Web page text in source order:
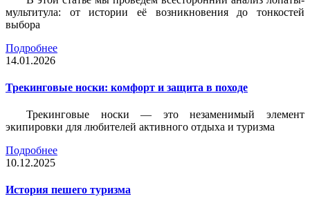
мультитула: от истории её возникновения до тонкостей
выбора
Подробнее
14.01.2026
Трекинговые носки: комфорт и защита в походе
Трекинговые носки — это незаменимый элемент
экипировки для любителей активного отдыха и туризма
Подробнее
10.12.2025
История пешего туризма